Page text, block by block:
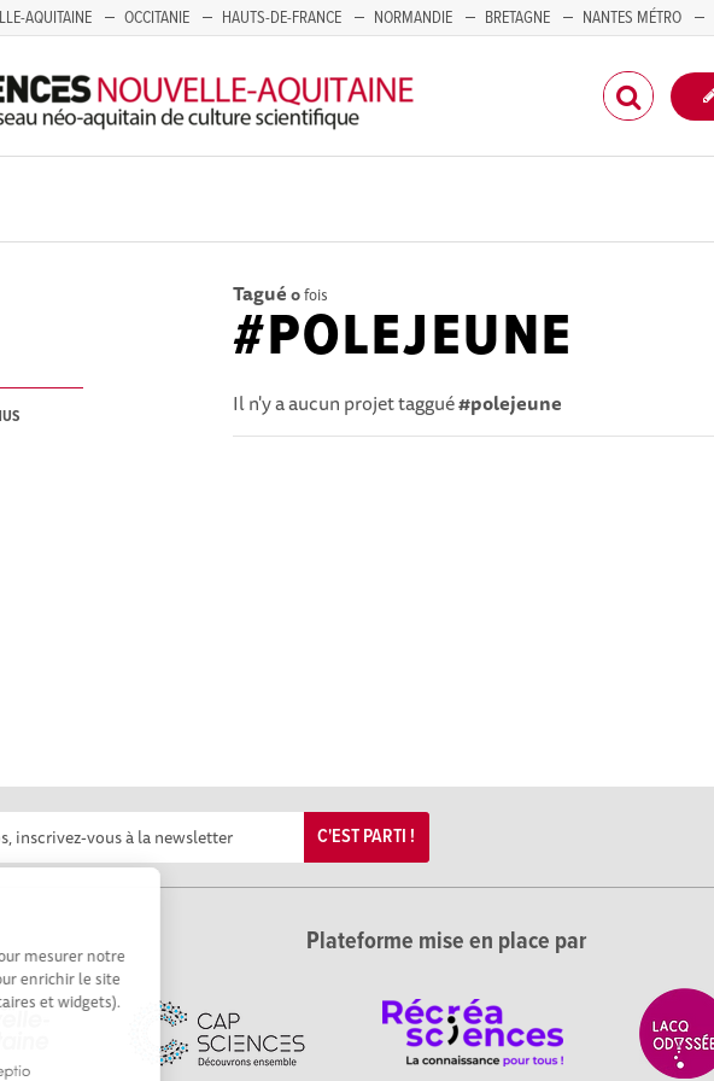
mesurer notre
enrichir le site
et widgets).
AQUITAINE OCCITANIE HAUTS-DE-FRANCE NORMANDIE BRETAGNE NANTES MÉTRO
Tagué 0fois
#POLEJEUNE
Il n'y a aucun projet taggué#polejeune
C'EST PARTI !
Plateforme mise en place par